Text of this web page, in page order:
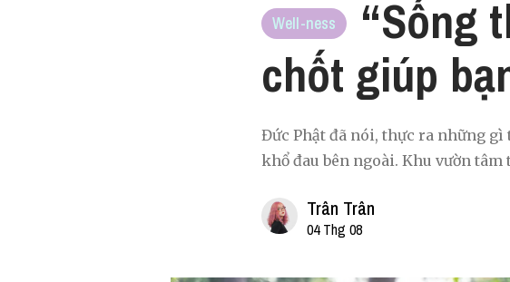
Well-ness
“Sống
chốt giúp
Đức Phật đã nói, thực ra những
khổ đau bên ngoài. Khu vườn
Trân Trân
04 Thg 08